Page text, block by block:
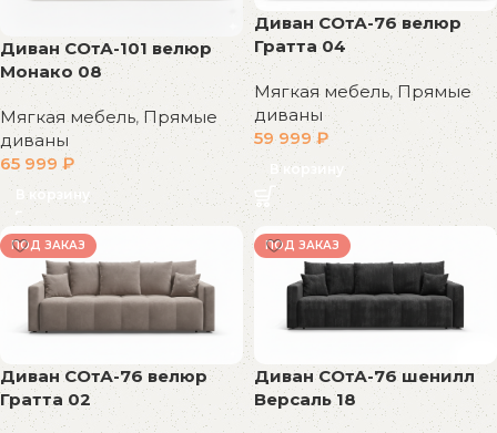
Диван СОтА-101 велюр
Монако 08
Мягкая мебель,Прямые
диваны
65 999 ₽
В корзину
Диван СОтА-76 велюр
Гратта 04
Мягкая мебель,Прямые
диваны
59 999₽
В корзину
ПОД ЗАКАЗ
Диван СОтА-76 велюр
Гратта 02
ПОД ЗАКАЗ
Диван СОтА-76 шенилл
Версаль 18